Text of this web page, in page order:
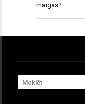
maigas?